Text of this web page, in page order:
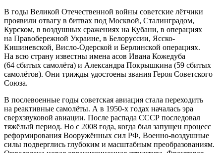
В годы Великой Отечественной войны советские лётчики
проявили отвагу в битвах под Москвой, Сталинградом,
Курском, в воздушных сражениях на Кубани, в операциях
на Правобережной Украине, в Белоруссии, Ясско-
Кишиневской, Висло-Одерской и Берлинской операциях.
На всю страну известны имена асов Ивана Кожедуба
(64 сбитых самолёта) и Александра Покрышкина (59 сбитых
самолётов). Они трижды удостоены звания Героя Советского
Союза.
В послевоенные годы советская авиация стала переходить
на реактивные самолёты. А в 1950-х годах началась эра
сверхзвуковой авиации. После распада СССР последовал
тяжёлый период. Но с 2008 года, когда был запущен процесс
реформирования Вооружённых сил РФ, Военно-воздушные
силы подверглись глубоким и масштабным преобразованиям.